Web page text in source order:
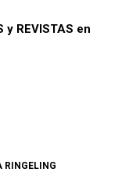
REVISTAS en
RINGELING